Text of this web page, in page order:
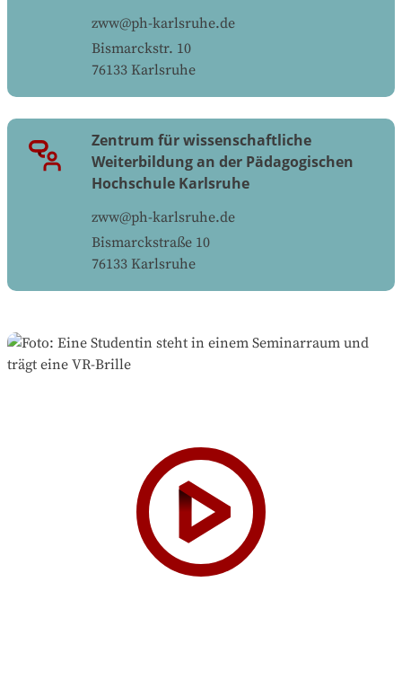
zww@ph-karlsruhe.de
Bismarckstr. 10
76133 Karlsruhe
Zentrum für wissenschaftliche
Weiterbildung an der Pädagogischen
Hochschule Karlsruhe
zww@ph-karlsruhe.de
Bismarckstraße 10
76133 Karlsruhe